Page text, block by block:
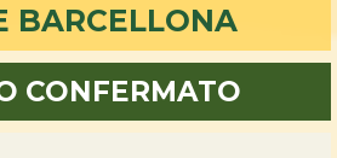
BARCELLONA
CONFERMATO